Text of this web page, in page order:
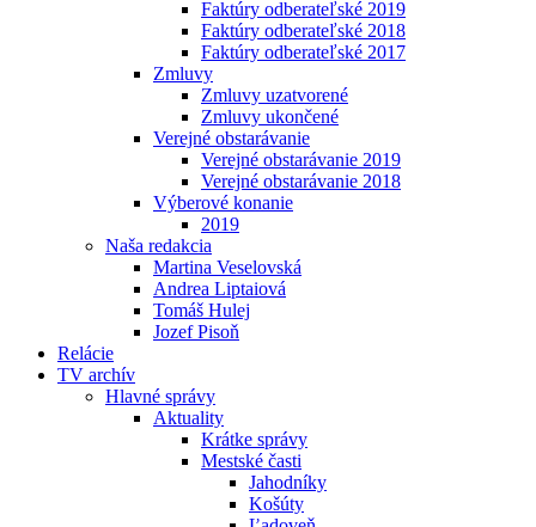
Faktúry odberateľské 2019
Faktúry odberateľské 2018
Faktúry odberateľské 2017
Zmluvy
Zmluvy uzatvorené
Zmluvy ukončené
Verejné obstarávanie
Verejné obstarávanie 2019
Verejné obstarávanie 2018
Výberové konanie
2019
Naša redakcia
Martina Veselovská
Andrea Liptaiová
Tomáš Hulej
Jozef Pisoň
Relácie
TV archív
Hlavné správy
Aktuality
Krátke správy
Mestské časti
Jahodníky
Košúty